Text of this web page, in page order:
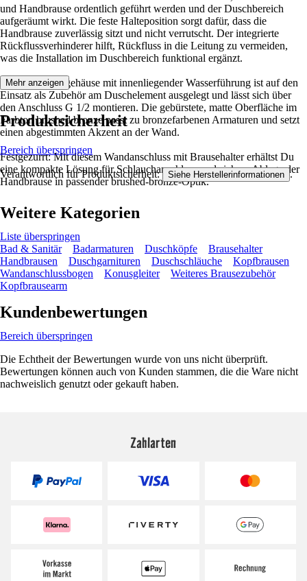
und Handbrause ordentlich geführt werden und der Duschbereich
aufgeräumt wirkt. Die feste Halteposition sorgt dafür, dass die
Handbrause zuverlässig sitzt und nicht verrutscht. Der integrierte
Rückflussverhinderer hilft, Rückfluss in die Leitung zu vermeiden,
was die Installation im Duschbereich funktional ergänzt.
Das Kunststoffgehäuse mit innenliegender Wasserführung ist auf den
Einsatz als Zubehör am Duschelement ausgelegt und lässt sich über
den Anschluss G 1/2 montieren. Die gebürstete, matte Oberfläche im
Farbton brushed bronze passt zu bronzefarbenen Armaturen und setzt
einen abgestimmten Akzent an der Wand.
Festgezurrt: Mit diesem Wandanschluss mit Brausehalter erhältst Du
eine kompakte Lösung für Schlauchanschluss und sichere Ablage der
Handbrause in passender brushed-bronze-Optik.
Mehr anzeigen
Produktsicherheit
Bereich überspringen
Verantwortlich für Produktsicherheit: Siehe Herstellerinformationen .
Weitere Kategorien
Liste überspringen
Bad & Sanitär
Badarmaturen Duschköpfe
Brausehalter
Handbrausen
Duschgarnituren Duschschläuche
Kopfbrausen
Wandanschlussbogen
Konusgleiter
Weiteres Brausezubehör
Kopfbrausearm
Kundenbewertungen
Bereich überspringen
Die Echtheit der Bewertungen wurde von uns nicht überprüft.
Bewertungen können auch von Kunden stammen, die die Ware nicht
nachweislich genutzt oder gekauft haben.
Zahlarten